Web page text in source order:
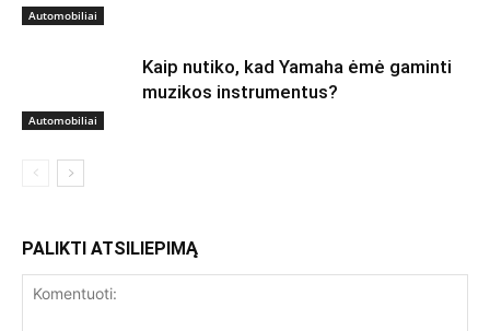
Automobiliai
Automobiliai
Kaip nutiko, kad Yamaha ėmė gaminti
muzikos instrumentus?
PALIKTI ATSILIEPIMĄ